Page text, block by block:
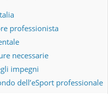
professionista
necessarie
impegni
dell’eSport professionale